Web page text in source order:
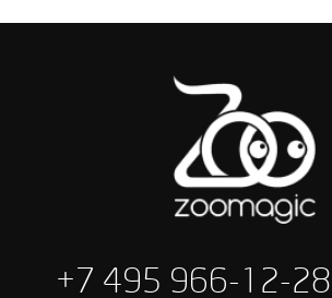
+7 495 966-12-28